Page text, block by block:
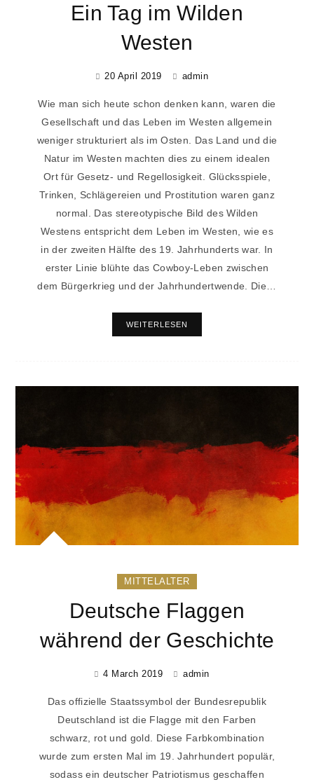
Ein Tag im Wilden
Westen
20 April 2019 admin
Wie man sich heute schon denken kann, waren die
Gesellschaft und das Leben im Westen allgemein
weniger strukturiert als im Osten. Das Land und die
Natur im Westen machten dies zu einem idealen
Ort für Gesetz- und Regellosigkeit. Glücksspiele,
Trinken, Schlägereien und Prostitution waren ganz
normal. Das stereotypische Bild des Wilden
Westens entspricht dem Leben im Westen, wie es
in der zweiten Hälfte des 19. Jahrhunderts war. In
erster Linie blühte das Cowboy-Leben zwischen
dem Bürgerkrieg und der Jahrhundertwende. Die…
WEITERLESEN
MITTELALTER
Deutsche Flaggen
während der Geschichte
4 March 2019 admin
Das offizielle Staatssymbol der Bundesrepublik
Deutschland ist die Flagge mit den Farben
schwarz, rot und gold. Diese Farbkombination
wurde zum ersten Mal im 19. Jahrhundert populär,
sodass ein deutscher Patriotismus geschaffen